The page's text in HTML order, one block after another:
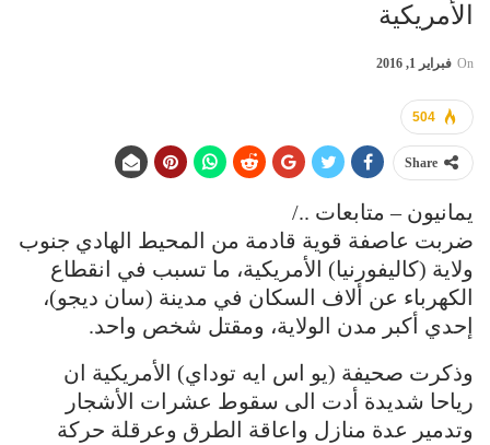
الأمريكية
On فبراير 1, 2016
504
Share
يمانيون – متابعات ../
ضربت عاصفة قوية قادمة من المحيط الهادي جنوب
ولاية (كاليفورنيا) الأمريكية، ما تسبب في انقطاع
الكهرباء عن ألاف السكان في مدينة (سان ديجو)،
إحدي أكبر مدن الولاية، ومقتل شخص واحد.
وذكرت صحيفة (يو اس ايه توداي) الأمريكية ان
رياحا شديدة أدت الى سقوط عشرات الأشجار
وتدمير عدة منازل واعاقة الطرق وعرقلة حركة